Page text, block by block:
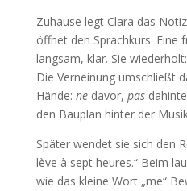
Zuhause legt Clara das
öffnet den Sprachkurs. Eine
langsam, klar. Sie
Die Verneinung umschließt
Hände: nedavor, pas
den Bauplan hinter der
Später wendet sie sich den
lève à sept heures.“ Beim
wie das kleine Wort „me“